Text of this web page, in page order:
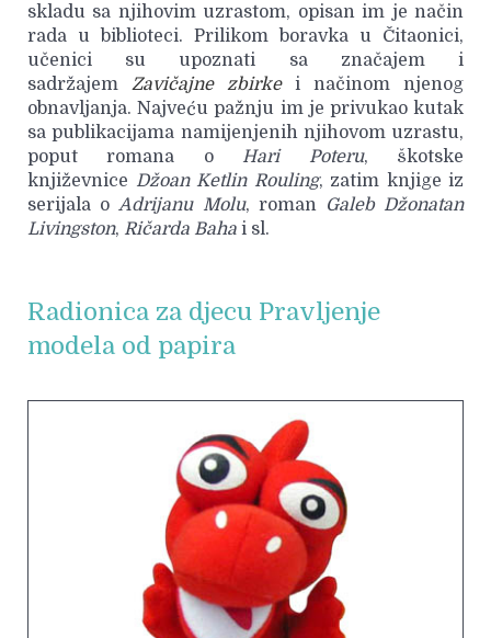
skladu sa njihovim uzrastom, opisan im je način
rada u biblioteci. Prilikom boravka u Čitaonici,
učenici su upoznati sa značajem i
sadržajem Zavičajne zbirkei načinom njenog
obnavljanja. Najveću pažnju im je privukao kutak
sa publikacijama namijenjenih njihovom uzrastu,
poput romana o Hari Poteru, škotske
književnice Džoan Ketlin Rouling, zatim knjige iz
serijala o Adrijanu Molu, roman Galeb Džonatan
Livingston, Ričarda Baha i sl.
Radionica za djecu Pravljenje
modela od papira